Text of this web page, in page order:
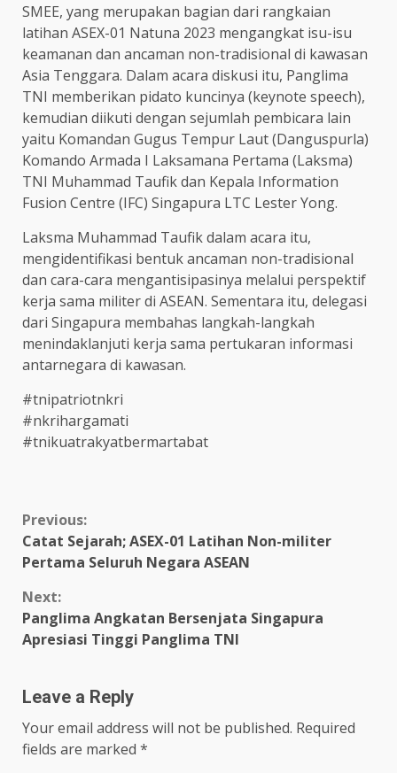
SMEE, yang merupakan bagian dari rangkaian
latihan ASEX-01 Natuna 2023 mengangkat isu-isu
keamanan dan ancaman non-tradisional di kawasan
Asia Tenggara. Dalam acara diskusi itu, Panglima
TNI memberikan pidato kuncinya (keynote speech),
kemudian diikuti dengan sejumlah pembicara lain
yaitu Komandan Gugus Tempur Laut (Danguspurla)
Komando Armada I Laksamana Pertama (Laksma)
TNI Muhammad Taufik dan Kepala Information
Fusion Centre (IFC) Singapura LTC Lester Yong.
Laksma Muhammad Taufik dalam acara itu,
mengidentifikasi bentuk ancaman non-tradisional
dan cara-cara mengantisipasinya melalui perspektif
kerja sama militer di ASEAN. Sementara itu, delegasi
dari Singapura membahas langkah-langkah
menindaklanjuti kerja sama pertukaran informasi
antarnegara di kawasan.
#tnipatriotnkri
#nkrihargamati
#tnikuatrakyatbermartabat
Continue
Reading
Previous:
Catat Sejarah; ASEX-01 Latihan Non-militer
Pertama Seluruh Negara ASEAN
Next:
Panglima Angkatan Bersenjata Singapura
Apresiasi Tinggi Panglima TNI
Leave a Reply
Your email address will not be published. Required
fields are marked *